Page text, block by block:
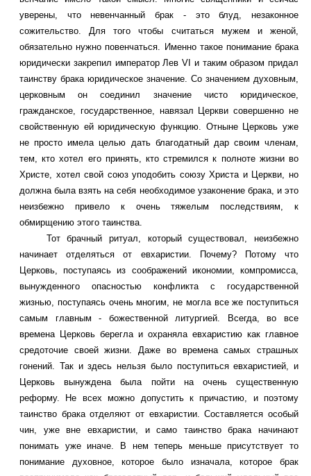
уверены, что невенчанный брак - это блуд, незаконное
сожительство. Для того чтобы считаться мужем и женой,
обязательно нужно повенчаться. Именно такое понимание брака
юридически закрепил император Лев VI и таким образом придал
таинству брака юридическое значение. Со значением духовным,
церковным он соединил значение чисто юридическое,
гражданское, государственное, навязал Церкви совершенно не
свойственную ей юридическую функцию. Отныне Церковь уже
не просто имела целью дать благодатный дар своим членам,
тем, кто хотел его принять, кто стремился к полноте жизни во
Христе, хотел свой союз уподобить союзу Христа и Церкви, но
должна была взять на себя необходимое узаконение брака, и это
неизбежно привело к очень тяжелым последствиям, к
обмирщению этого таинства.
Тот брачный ритуал, который существовал, неизбежно
начинает отделяться от евхаристии. Почему? Потому что
Церковь, поступаясь из соображений икономии, компромисса,
вынужденного опасностью конфликта с государственной
жизнью, поступаясь очень многим, не могла все же поступиться
самым главным - божественной литургией. Всегда, во все
времена Церковь берегла и охраняла евхаристию как главное
средоточие своей жизни. Даже во времена самых страшных
гонений. Так и здесь нельзя было поступиться евхаристией, и
Церковь вынуждена была пойти на очень существенную
реформу. Не всех можно допустить к причастию, и поэтому
таинство брака отделяют от евхаристии. Составляется особый
чин, уже вне евхаристии, и само таинство брака начинают
понимать уже иначе. В нем теперь меньше присутствует то
понимание духовное, которое было изначала, которое брак